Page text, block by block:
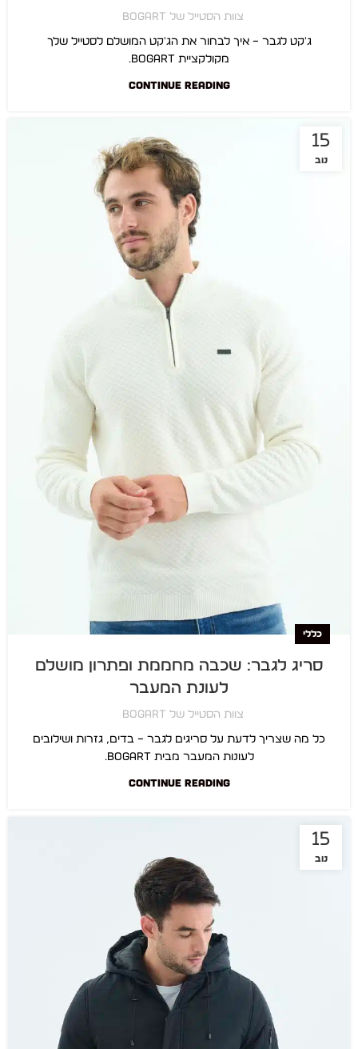
צוות הסטייל של BOGART
ג'קט לגבר – איך לבחור את הג'קט המושלם לסטייל שלך
מקולקציית BOGART.
CONTINUE READING
15
נוב
כללי
סריג לגבר: שכבה מחממת ופתרון מושלם
לעונת המעבר
צוות הסטייל של BOGART
כל מה שצריך לדעת על סריגים לגבר – בדים, גזרות ושילובים
לעונות המעבר מבית BOGART.
CONTINUE READING
15
נוב